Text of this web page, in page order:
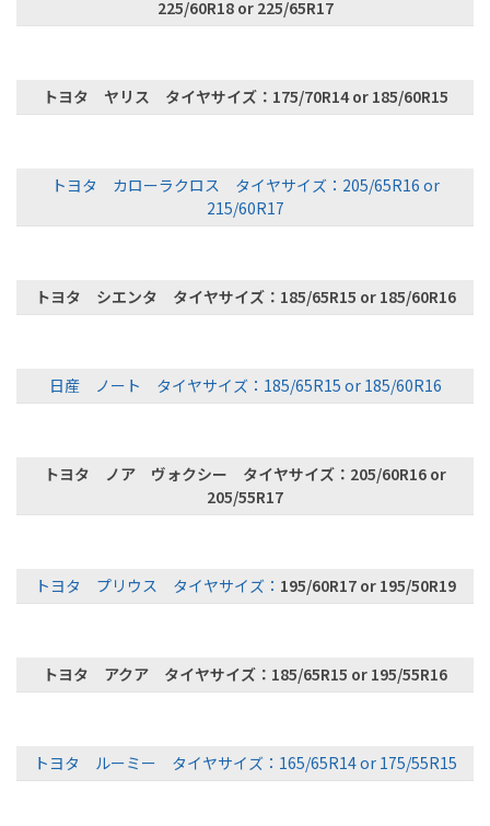
225/60R18 or 225/65R17
トヨタ ヤリス タイヤサイズ：175/70R14 or 185/60R15
トヨタ カローラクロス タイヤサイズ：205/65R16 or
215/60R17
トヨタ シエンタ タイヤサイズ：185/65R15 or 185/60R16
日産 ノート タイヤサイズ：185/65R15 or 185/60R16
トヨタ ノア ヴォクシー タイヤサイズ：205/60R16 or
205/55R17
トヨタ プリウス タイヤサイズ： 195/60R17 or 195/50R19
トヨタ アクア タイヤサイズ：185/65R15 or 195/55R16
トヨタ ルーミー タイヤサイズ：165/65R14 or 175/55R15